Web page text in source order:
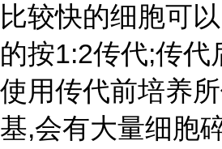
比较快的细胞可
的按1:2传代;传代
使用传代前培养
基,会有大量细胞